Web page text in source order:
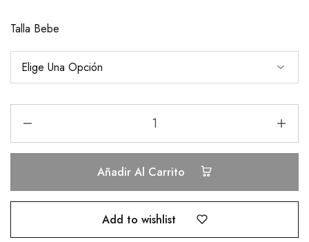
Talla Bebe
Añadir Al Carrito
Add to wishlist